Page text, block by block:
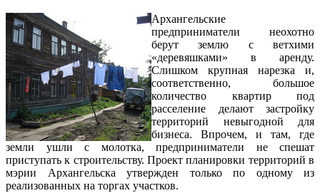
Архангельские
предприниматели неохотно
берут землю с ветхими
«деревяшками» в аренду.
Слишком крупная нарезка и,
соответственно, большое
количество квартир под
расселение делают застройку
территорий невыгодной для
бизнеса. Впрочем, и там, где
земли ушли с молотка, предприниматели не спешат
приступать к строительству. Проект планировки территорий в
мэрии Архангельска утвержден только по одному из
реализованных на торгах участков.